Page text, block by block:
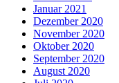
Januar 2021
Dezember 2020
November 2020
Oktober 2020
September 2020
August 2020